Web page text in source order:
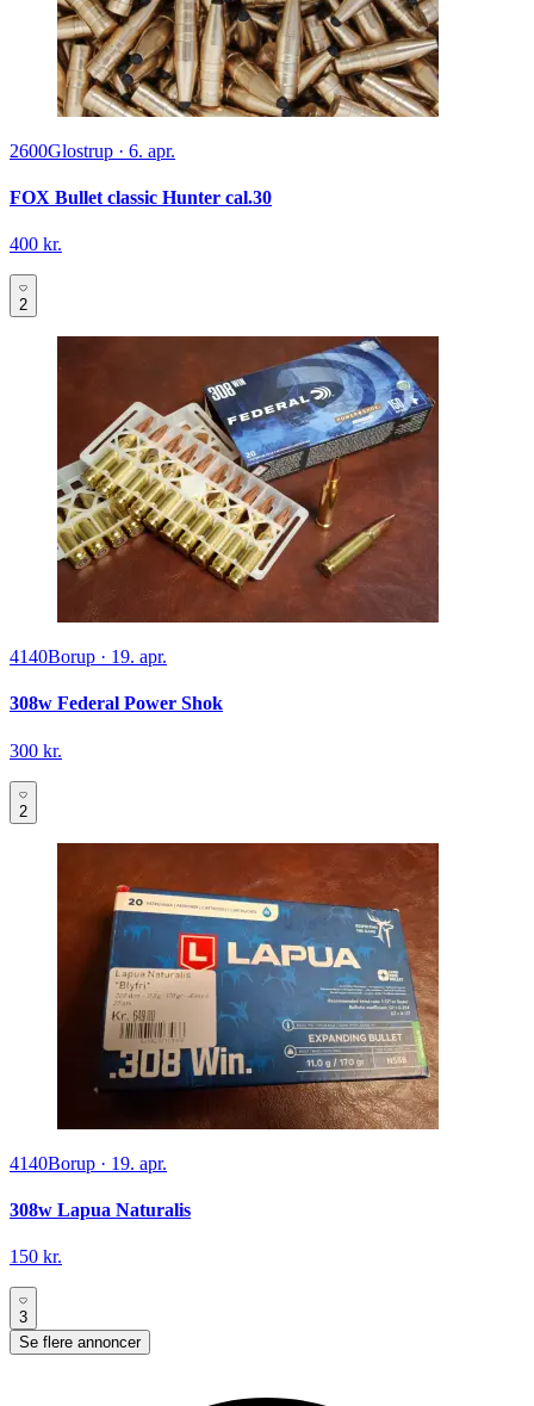
2600Glostrup · 6. apr.
FOX Bullet classic Hunter cal.30
400 kr.
2
4140Borup · 19. apr.
308w Federal Power Shok
300 kr.
2
4140Borup · 19. apr.
308w Lapua Naturalis
150 kr.
3
Se flere annoncer